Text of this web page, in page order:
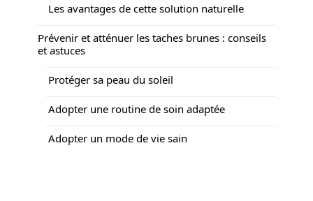
Les avantages de cette solution naturelle
Prévenir et atténuer les taches brunes : conseils
et astuces
Protéger sa peau du soleil
Adopter une routine de soin adaptée
Adopter un mode de vie sain